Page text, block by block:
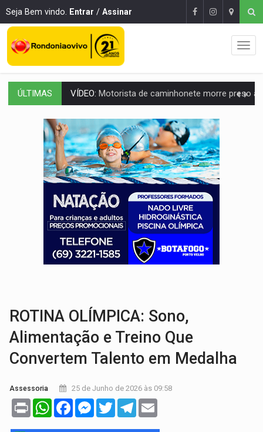
Seja Bem vindo. Entrar / Assinar
ÚLTIMAS LAZER:Seis lugares gratuitos para aproveitar o fim de semana
VÍDEO:FTICCO e Força Tática prendem membro do CV com arma e drogas
INCLUSÃO:Prefeitura fortalece parceria com a APAE para ampliar ações
DEFESA:Exército testa inovações no combate a drones durante
TEMAS SOCIOAMBIENTAIS:Em Itapuã do Oeste, CINEMAZÔNIA leva cinema
PREVISÃO:Interior de Rondônia terá sábado (8) de calor intenso
INFRAESTRUTURA:Após quase 30 anos de espera, asfalto chega ao
A ILHA:Coreografia de Rondônia estreia na programação do Festival de
VÍDEO:
ROTINA OLÍMPICA: Sono,
Alimentação e Treino Que
Convertem Talento em Medalha
Assessoria 25 de Junho de 2026 às 09:58
Print WhatsAppFacebookMessenger
TwitterTelegram